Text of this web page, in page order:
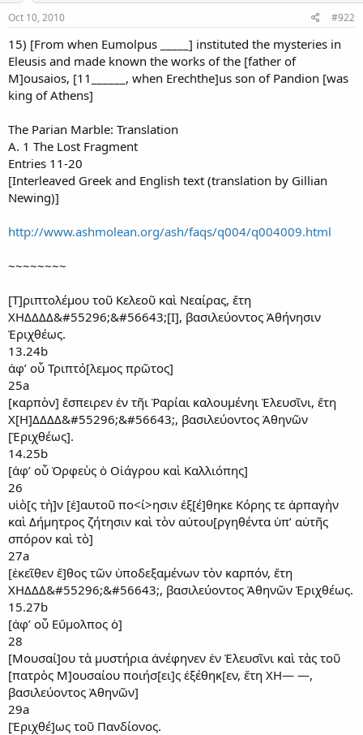
Oct 10, 2010 #922
15) [From when Eumolpus _____] instituted the mysteries in
Eleusis and made known the works of the [father of
M]ousaios, [11______, when Erechthe]us son of Pandion [was
king of Athens]
The Parian Marble: Translation
A. 1 The Lost Fragment
Entries 11-20
[Interleaved Greek and English text (translation by Gillian
Newing)]
http://www.ashmolean.org/ash/faqs/q004/q004009.html
~~~~~~~~
[Τ]ριπτολέμου τοῦ Κελεοῦ καὶ Νεαίρας, ἔτη
ΧΗΔΔΔΔ&#55296;&#56643;[Ι], βασιλεύοντος Ἀθήνησιν
Ἐριχθέως.
13.24b
ἀφ’ οὗ Τριπτό[λεμος πρῶτος]
25a
[καρπὸν] ἔσπειρεν ἐν τῆι Ῥαρίαι καλουμένηι Ἐλευσῖνι, ἔτη
Χ[Η]ΔΔΔΔ&#55296;&#56643;, βασιλεύοντος Ἀθηνῶν
[Ἐριχθέως].
14.25b
[ἀφ’ οὗ Ὀρφεὺς ὁ Οἰάγρου καὶ Καλλιόπης]
26
υἱὸ[ς τὴ]ν [ἑ]αυτοῦ πο<ί>ησιν ἐξ[έ]θηκε Κόρης τε ἁρπαγὴν
καὶ Δήμητρος ζήτησιν καὶ τὸν αὐτου[ργηθέντα ὑπ’ αὐτῆς
σπόρον καὶ τὸ]
27a
[ἐκεῖθεν ἔ]θος τῶν ὑποδεξαμένων τὸν καρπόν, ἔτη
ΧΗΔΔΔ&#55296;&#56643;, βασιλεύοντος Ἀθηνῶν Ἐριχθέως.
15.27b
[ἀφ’ οὗ Εὔμολπος ὁ]
28
[Μουσαί]ου τὰ μυστήρια ἀνέφηνεν ἐν Ἐλευσῖνι καὶ τὰς τοῦ
[πατρὸς Μ]ουσαίου ποιήσ[ει]ς ἐξέθηκ[εν, ἔτη ΧΗ— —,
βασιλεύοντος Ἀθηνῶν]
29a
[Ἐριχθέ]ως τοῦ Πανδίονος.